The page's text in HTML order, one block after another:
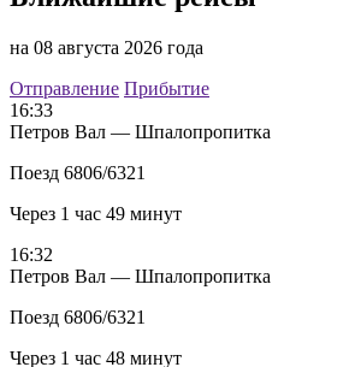
на 08 августа 2026 года
Отправление Прибытие
16:33
Петров Вал — Шпалопропитка
Поезд 6806/6321
Через 1 час 49 минут
16:32
Петров Вал — Шпалопропитка
Поезд 6806/6321
Через 1 час 48 минут